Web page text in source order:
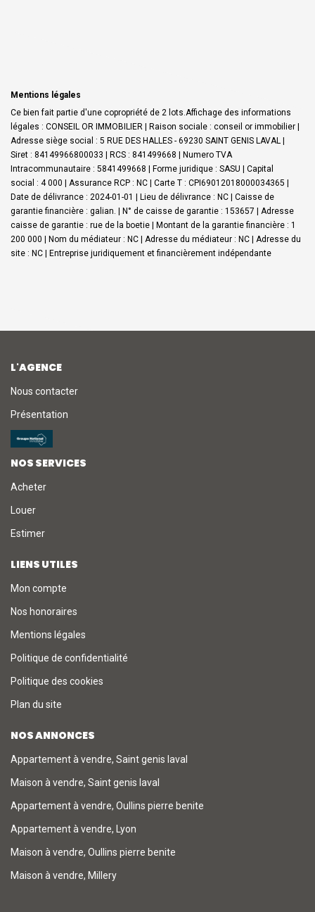
Mentions légales
Ce bien fait partie d'une copropriété de 2 lots.Affichage des informations
légales : CONSEIL OR IMMOBILIER | Raison sociale : conseil or immobilier |
Adresse siège social : 5 RUE DES HALLES - 69230 SAINT GENIS LAVAL |
Siret : 84149966800033 | RCS : 841499668 | Numero TVA
Intracommunautaire : 5841499668 | Forme juridique : SASU | Capital
social : 4 000 | Assurance RCP : NC | Carte T : CPI69012018000034365 |
Date de délivrance : 2024-01-01 | Lieu de délivrance : NC | Caisse de
garantie financière : galian. | N° de caisse de garantie : 153657 | Adresse
caisse de garantie : rue de la boetie | Montant de la garantie financière : 1
200 000 | Nom du médiateur : NC | Adresse du médiateur : NC | Adresse du
site : NC | Entreprise juridiquement et financièrement indépendante
L'AGENCE
Nous contacter
Présentation
NOS SERVICES
Acheter
Louer
Estimer
LIENS UTILES
Mon compte
Nos honoraires
Mentions légales
Politique de confidentialité
Politique des cookies
Plan du site
NOS ANNONCES
Appartement à vendre, Saint genis laval
Maison à vendre, Saint genis laval
Appartement à vendre, Oullins pierre benite
Appartement à vendre, Lyon
Maison à vendre, Oullins pierre benite
Maison à vendre, Millery